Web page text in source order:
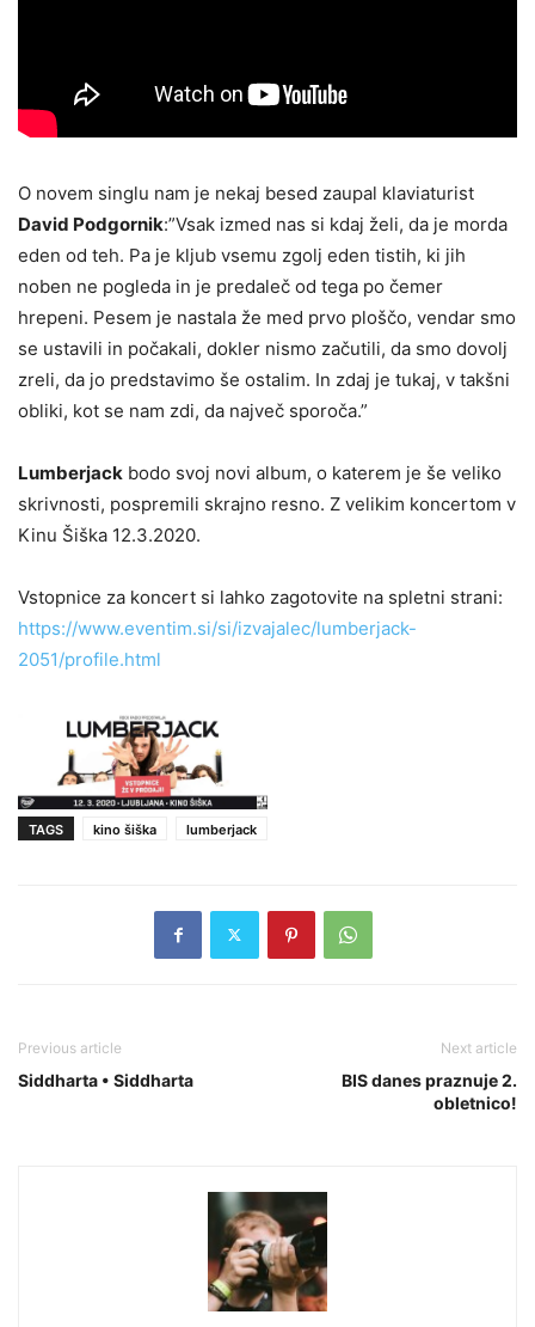
O novem singlu nam je nekaj besed zaupal klaviaturist
David Podgornik:”Vsak izmed nas si kdaj želi, da je morda
eden od teh. Pa je kljub vsemu zgolj eden tistih, ki jih
noben ne pogleda in je predaleč od tega po čemer
hrepeni. Pesem je nastala že med prvo ploščo, vendar smo
se ustavili in počakali, dokler nismo začutili, da smo dovolj
zreli, da jo predstavimo še ostalim. In zdaj je tukaj, v takšni
obliki, kot se nam zdi, da največ sporoča.”
Lumberjack bodo svoj novi album, o katerem je še veliko
skrivnosti, pospremili skrajno resno. Z velikim koncertom v
Kinu Šiška 12.3.2020.
Vstopnice za koncert si lahko zagotovite na spletni strani:
https://www.eventim.si/si/izvajalec/lumberjack-
2051/profile.html
TAGS kino šiška lumberjack
Previous article
Siddharta • Siddharta
Next article
BIS danes praznuje 2.
obletnico!